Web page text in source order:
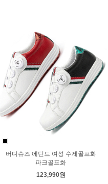
버디슈즈 에딘드 여성 수제골프화
파크골프화
123,990원